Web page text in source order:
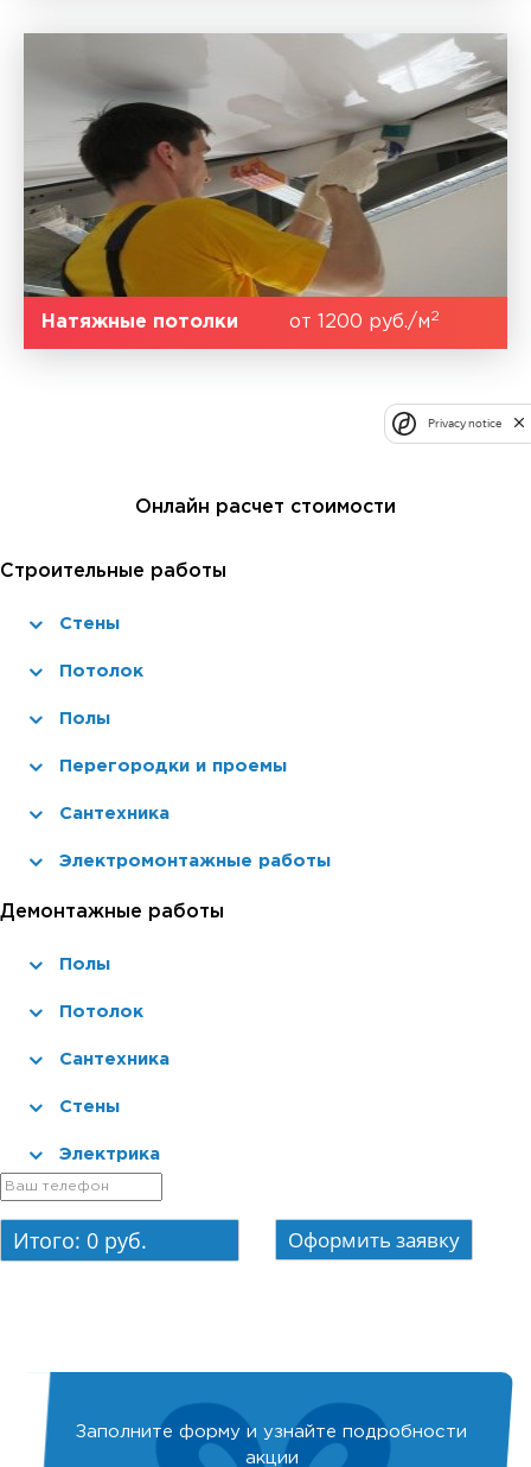
Натяжные потолки от 1200 руб./м2
Онлайн расчет стоимости
Строительные работы
Стены
Потолок
Полы
Перегородки и проемы
Сантехника
Электромонтажные работы
Демонтажные работы
Полы
Потолок
Сантехника
Стены
Электрика
Итого: 0руб.
Заполните форму и узнайте подробности
акции
Privacy notice